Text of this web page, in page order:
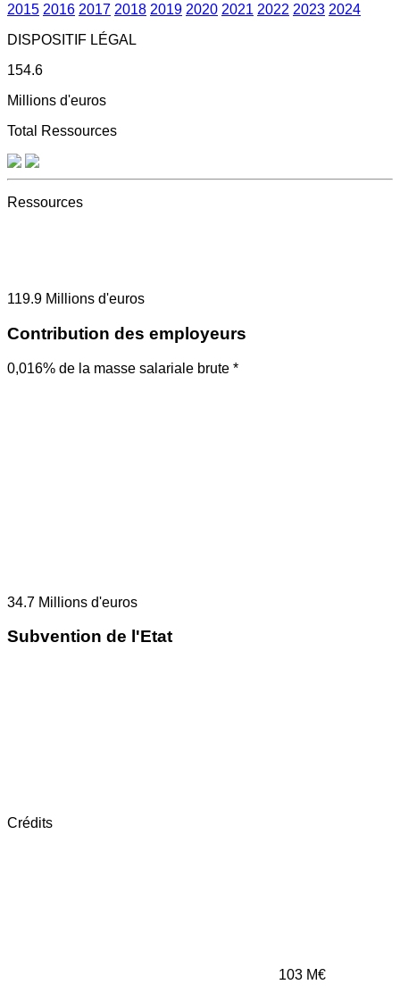
2015 2016 2017 2018 2019 2020 2021 2022 2023 2024
DISPOSITIF LÉGAL
154.6
Millions d'euros
Total Ressources
Ressources
119.9 Millions d'euros
Contribution des employeurs
0,016% de la masse salariale brute *
34.7 Millions d'euros
Subvention de l'Etat
Crédits
103 M€